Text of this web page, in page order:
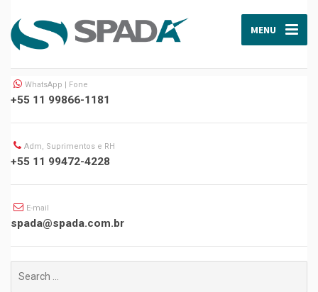
MENU
WhatsApp | Fone
+55 11 99866-1181
Adm, Suprimentos e RH
+55 11 99472-4228
E-mail
spada@spada.com.br
por: